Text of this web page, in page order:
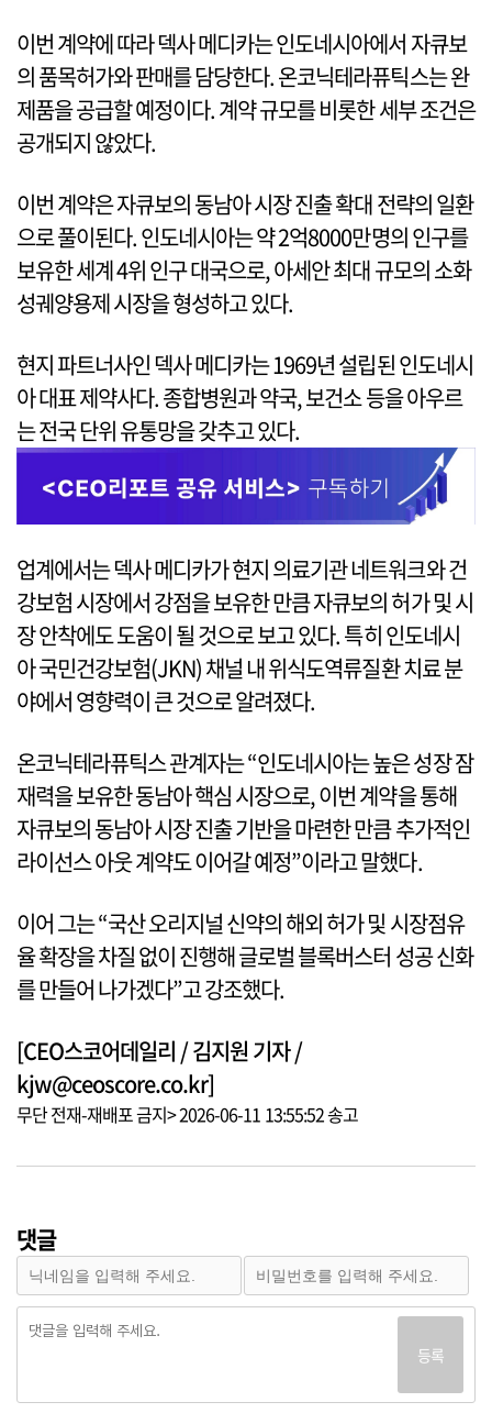
이번 계약에 따라 덱사 메디카는 인도네시아에서 자큐보
의 품목허가와 판매를 담당한다. 온코닉테라퓨틱스는 완
제품을 공급할 예정이다. 계약 규모를 비롯한 세부 조건은
공개되지 않았다.
이번 계약은 자큐보의 동남아 시장 진출 확대 전략의 일환
으로 풀이된다. 인도네시아는 약 2억8000만명의 인구를
보유한 세계 4위 인구 대국으로, 아세안 최대 규모의 소화
성궤양용제 시장을 형성하고 있다.
현지 파트너사인 덱사 메디카는 1969년 설립된 인도네시
아 대표 제약사다. 종합병원과 약국, 보건소 등을 아우르
는 전국 단위 유통망을 갖추고 있다.
업계에서는 덱사 메디카가 현지 의료기관 네트워크와 건
강보험 시장에서 강점을 보유한 만큼 자큐보의 허가 및 시
장 안착에도 도움이 될 것으로 보고 있다. 특히 인도네시
아 국민건강보험(JKN) 채널 내 위식도역류질환 치료 분
야에서 영향력이 큰 것으로 알려졌다.
온코닉테라퓨틱스 관계자는 “인도네시아는 높은 성장 잠
재력을 보유한 동남아 핵심 시장으로, 이번 계약을 통해
자큐보의 동남아 시장 진출 기반을 마련한 만큼 추가적인
라이선스 아웃 계약도 이어갈 예정”이라고 말했다.
이어 그는 “국산 오리지널 신약의 해외 허가 및 시장점유
율 확장을 차질 없이 진행해 글로벌 블록버스터 성공 신화
를 만들어 나가겠다”고 강조했다.
[CEO스코어데일리 / 김지원 기자 /
kjw@ceoscore.co.kr]
무단 전재-재배포 금지> 2026-06-11 13:55:52 송고
댓글
등록